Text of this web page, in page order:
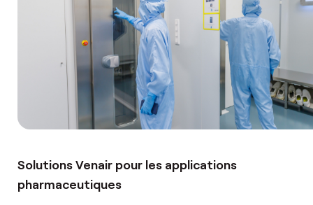
Solutions Venair pour les applications
pharmaceutiques